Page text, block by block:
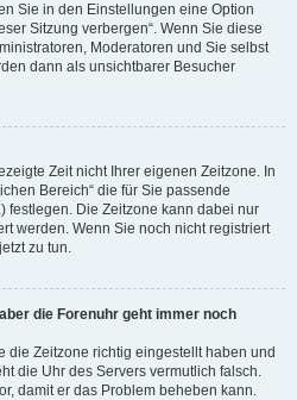
Sie in den Einstellungen eine Option
Sitzung verbergen“. Wenn Sie diese
Moderatoren und Sie selbst
dann als unsichtbarer Besucher
Zeit nicht Ihrer eigenen Zeitzone. In
Bereich“ die für Sie passende
festlegen. Die Zeitzone kann dabei nur
werden. Wenn Sie noch nicht registriert
zu tun.
die Forenuhr geht immer noch
die Zeitzone richtig eingestellt haben und
die Uhr des Servers vermutlich falsch.
damit er das Problem beheben kann.